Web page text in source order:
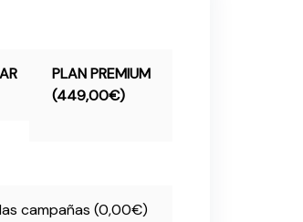
PLAN PREMIUM
(449,00€)
campañas (0,00€)